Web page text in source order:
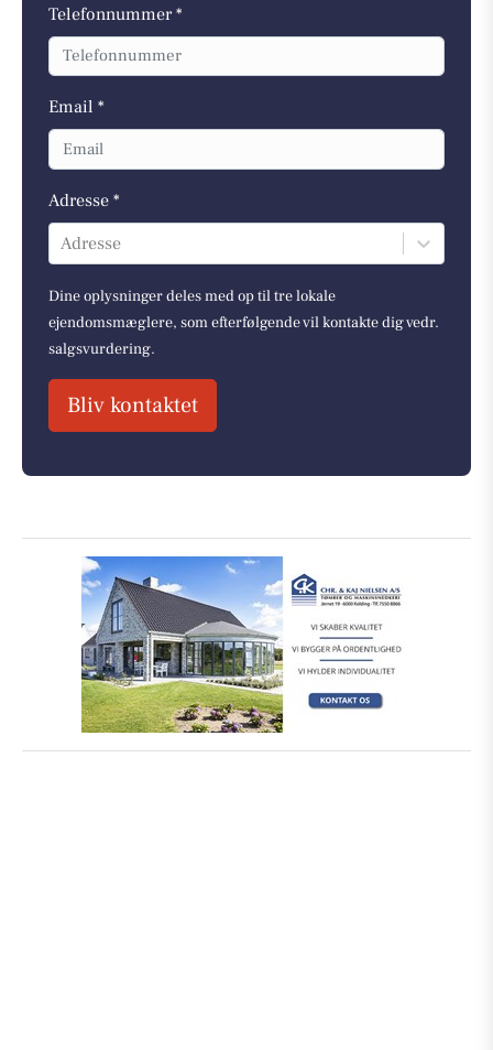
Telefonnummer *
Email *
Adresse *
Adresse
Dine oplysninger deles med op til tre lokale
ejendomsmæglere, som efterfølgende vil kontakte dig vedr.
salgsvurdering.
Bliv kontaktet